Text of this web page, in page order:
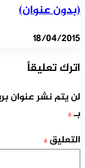
(بدون عنوان)
18/04/2015
اترك تعليقاً
لن يتم نشر عنوان
بـ*
التعليق *